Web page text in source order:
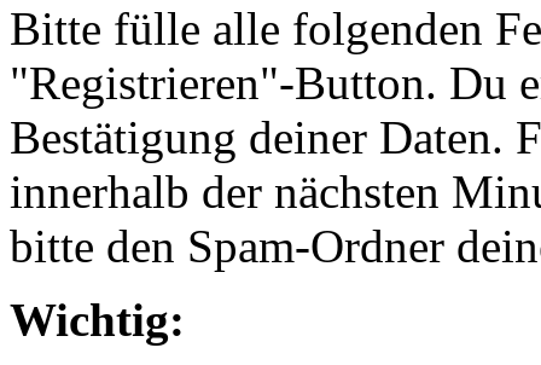
Bitte fülle alle folgenden
"Registrieren"-Button. Du
Bestätigung deiner Daten.
innerhalb der nächsten
bitte den Spam-Ordner
Wichtig: